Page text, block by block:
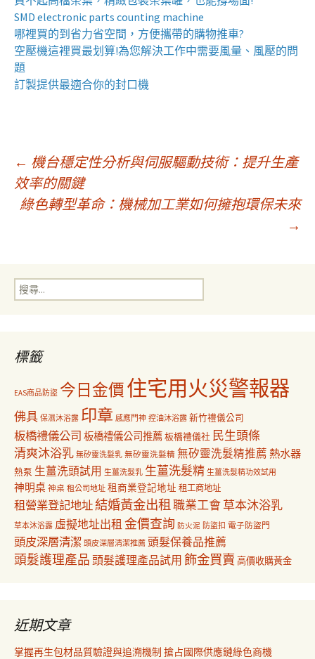
SMD electronic parts counting machine
哪裡買的到省力省空間，方便攜帶的購物推車?
空壓機這裡買最划算!為您解決工作中需要風量、風壓的問
題
訂製提供最適合你的封口機
文
章
覽
← 機台穩定性分析與伺服驅動技術：提升生產
效率的關鍵
綠色轉型革命：機械加工業如何擁抱環保未來
→
搜
尋
標籤
EAS商品防盜 今日金價住宅用火災警報器
佛具 保濕沐浴露 印章 感應門神 控油沐浴露 新竹禮儀公司
板橋禮儀公司 板橋禮儀公司推薦板橋禮儀社 民生頭條
清爽沐浴乳 無矽靈洗髮乳 無矽靈洗髮精 無矽靈洗髮精推薦 熱水器
熱泵 生薑洗頭試用 生薑洗髮乳 生薑洗髮精 生薑洗髮精功效試用
神明桌 神桌 租公司地址 租商業登記地址 租工商地址
租營業登記地址結婚黃金出租職業工會草本沐浴乳
草本沐浴露 虛擬地址出租 金價查詢 防火泥 防盜扣 電子防盜門
頭皮深層清潔 頭皮深層清潔推薦 頭髮保養品推薦
頭髮護理產品 頭髮護理產品試用 飾金買賣 高價收購黃金
近期文章
掌握再生包材品質驗證與追溯機制 搶占國際供應鏈綠色商機